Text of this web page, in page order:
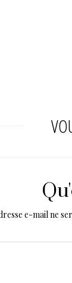
e-mail ne